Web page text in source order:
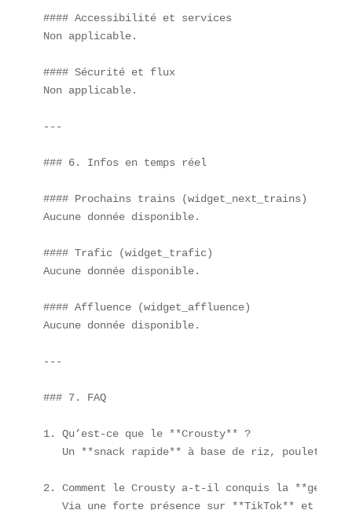
#### Accessibilité et services
Non applicable.
#### Sécurité et flux
Non applicable.
---
### 6. Infos en temps réel
#### Prochains trains (widget_next_trains)
Aucune donnée disponible.
#### Trafic (widget_trafic)
Aucune donnée disponible.
#### Affluence (widget_affluence)
Aucune donnée disponible.
---
### 7. FAQ
1. Qu’est-ce que le **Crousty** ?
Un **snack rapide** à base de riz, poulet
2. Comment le Crousty a-t-il conquis la
Via une forte présence sur **TikTok** et les